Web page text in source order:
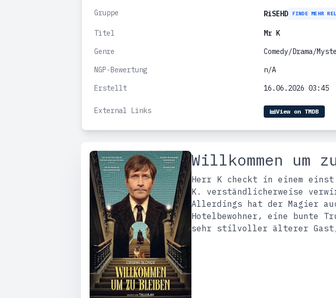
Gruppe RiSEHD FINDE MEHR
Titel
Mr K
Genre
Comedy/Drama/
NGP-Bewertung
n/A
Erstellt
16.06.2026 03:45
External Links View on TMDB
Willkommen um
Herr K checkt in einem
K. verständlicherweise
Allerdings hat der Magier
Hotelbewohner, eine bunte
sehr stilvoller älterer